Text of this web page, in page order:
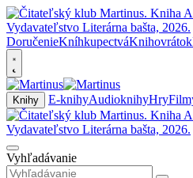
DoručenieKníhkupectváKnihovrátok
Knihy E-knihyAudioknihyHry
Vyhľadávanie